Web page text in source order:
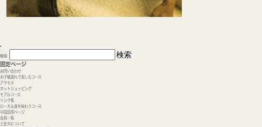
検索:
固定ページ
お問い合わせ
お子様連れで楽しむコース
アクセス
ネットショッピング
モデルコース
リンク集
ローカル食を味わうコース
中国語用ページ
会員一覧
土佐市について